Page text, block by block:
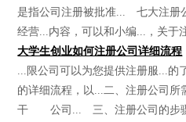
是指公司注册被批准... 七大注册
经营...内容，可以和小编...，关于
大学生创业如何注册公司详细流程
...限公司可以为您提供注册服...的
的详细流程，以...二、注册公司所
干 公司... 三、注册公司的步骤